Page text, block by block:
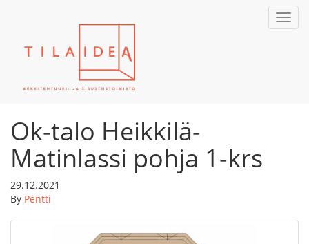
Ok-talo Heikkilä-
Matinlassi pohja 1-krs
29.12.2021
By Pentti